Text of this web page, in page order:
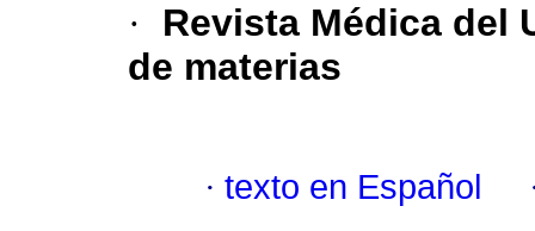
·
Revista Médica del
de materias
· texto en Español